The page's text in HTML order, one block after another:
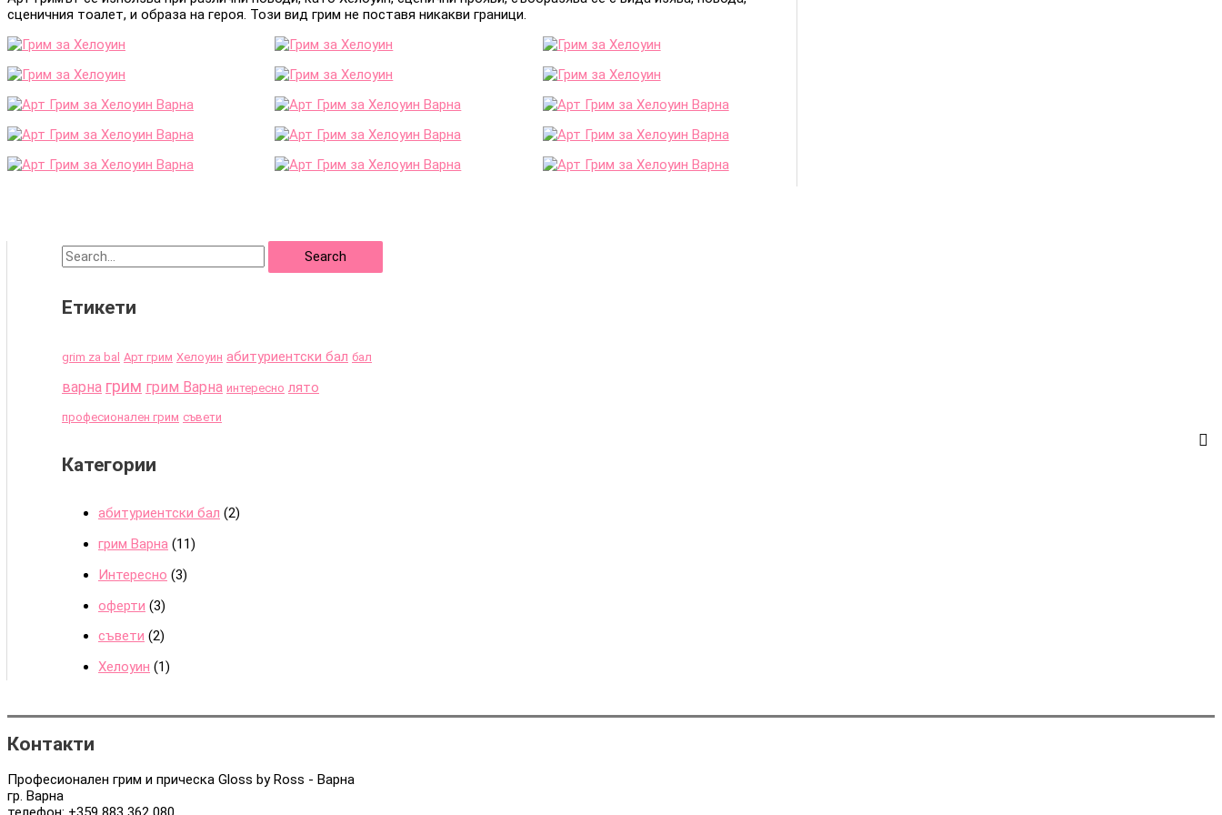
сценичния тоалет, и образа на героя. Този вид грим не поставя никакви граници.
S
a
c
h
f
r
Етикети
grim za bal Арт грим Хелоуин абитуриентски бал бал
варна грим грим Варна интересно лято
професионален грим съвети
Категории
абитуриентски бал (2)
грим Варна (11)
Интересно (3)
оферти (3)
съвети (2)
Хелоуин (1)
Контакти
Професионален грим и прическа Gloss by Ross - Варна
гр. Варна